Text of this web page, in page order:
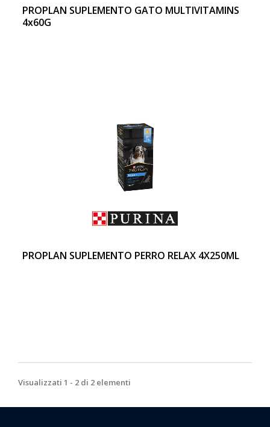
PROPLAN SUPLEMENTO GATO MULTIVITAMINS
4x60G
PROPLAN SUPLEMENTO PERRO RELAX 4X250ML
Visualizzati 1 - 2 di 2 elementi